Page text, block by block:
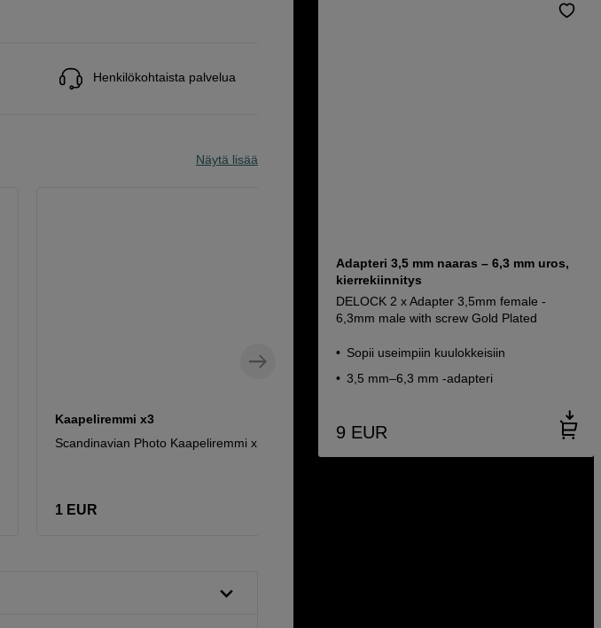
Henkilökohtaista palvelua
Näytä lisää
Kaapeliremmi x3
Scandinavian Photo Kaapeliremmi x3
1 EUR
Adapteri 3,5 mm naaras – 6,3 mm uros,
kierrekiinnitys
DELOCK 2 x Adapter 3,5mm female -
6,3mm male with screw Gold Plated
Sopii useimpiin kuulokkeisiin
3,5 mm–6,3 mm -adapteri
9 EUR